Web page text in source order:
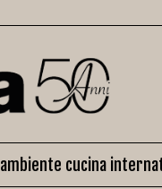
ambiente cucina